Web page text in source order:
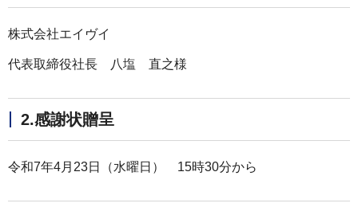
株式会社エイヴイ
代表取締役社長 八塩 直之様
2.感謝状贈呈
令和7年4月23日（水曜日） 15時30分から